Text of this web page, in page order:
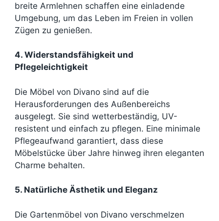
breite Armlehnen schaffen eine einladende
Umgebung, um das Leben im Freien in vollen
Zügen zu genießen.
4. Widerstandsfähigkeit und
Pflegeleichtigkeit
Die Möbel von Divano sind auf die
Herausforderungen des Außenbereichs
ausgelegt. Sie sind wetterbeständig, UV-
resistent und einfach zu pflegen. Eine minimale
Pflegeaufwand garantiert, dass diese
Möbelstücke über Jahre hinweg ihren eleganten
Charme behalten.
5. Natürliche Ästhetik und Eleganz
Die Gartenmöbel von Divano verschmelzen